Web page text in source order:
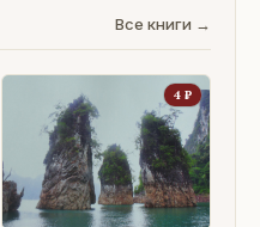
Все книги →
4 ₽